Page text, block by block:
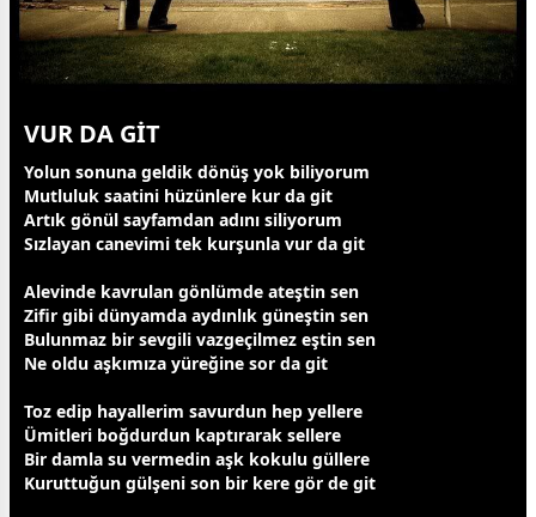
VUR DA GİT
Yolun sonuna geldik dönüş yok biliyorum
Mutluluk saatini hüzünlere kur da git
Artık gönül sayfamdan adını siliyorum
Sızlayan canevimi tek kurşunla vur da git
Alevinde kavrulan gönlümde ateştin sen
Zifir gibi dünyamda aydınlık güneştin sen
Bulunmaz bir sevgili vazgeçilmez eştin sen
Ne oldu aşkımıza yüreğine sor da git
Toz edip hayallerim savurdun hep yellere
Ümitleri boğdurdun kaptırarak sellere
Bir damla su vermedin aşk kokulu güllere
Kuruttuğun gülşeni son bir kere gör de git